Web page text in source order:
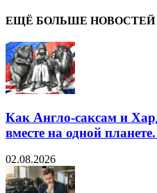
ЕЩЁ БОЛЬШЕ НОВОСТЕЙ
Как Англо-саксам и
вместе на одной
02.08.2026